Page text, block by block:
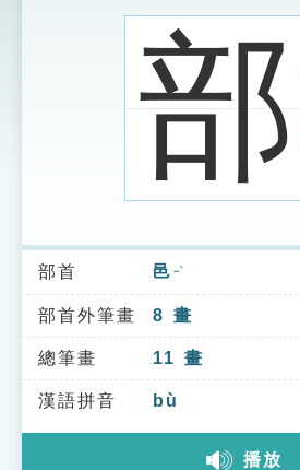
索引選單
知識索引
單字索引
生命大百科索引
部
部首 邑 ㄧˋ
部首外筆畫 8 畫
總筆畫 11 畫
漢語拼音 bù
播放